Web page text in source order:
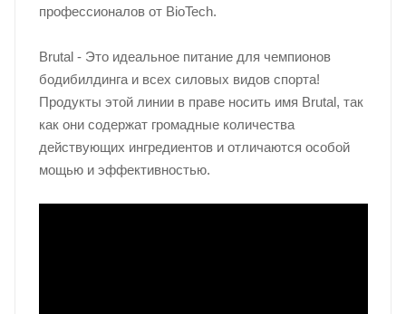
профессионалов от BioTech.
Brutal - Это идеальное питание для чемпионов
бодибилдинга и всех силовых видов спорта!
Продукты этой линии в праве носить имя Brutal, так
как они содержат громадные количества
действующих ингредиентов и отличаются особой
мощью и эффективностью.